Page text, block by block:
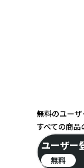
無料のユー
すべての商品
ユーザー
無料